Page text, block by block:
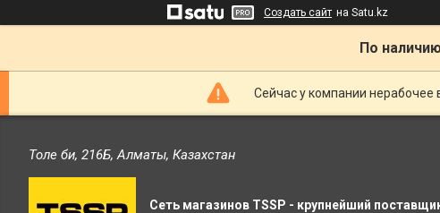
Создать сайт на Satu.kz
По
Сейчас у компании нерабочее
Толе би, 216Б, Алматы, Казахстан
Сеть магазинов TSSP - крупнейший